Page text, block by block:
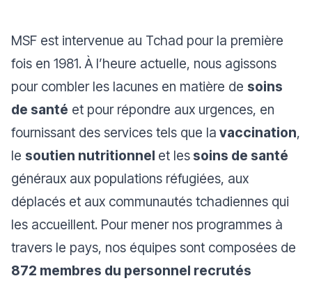
MSF est intervenue au Tchad pour la première
fois en 1981. À l’heure actuelle, nous agissons
pour combler les lacunes en matière de soins
de santé et pour répondre aux urgences, en
fournissant des services tels que la vaccination,
le soutien nutritionnel et les soins de santé
généraux aux populations réfugiées, aux
déplacés et aux communautés tchadiennes qui
les accueillent. Pour mener nos programmes à
travers le pays, nos équipes sont composées de
872 membres du personnel recrutés